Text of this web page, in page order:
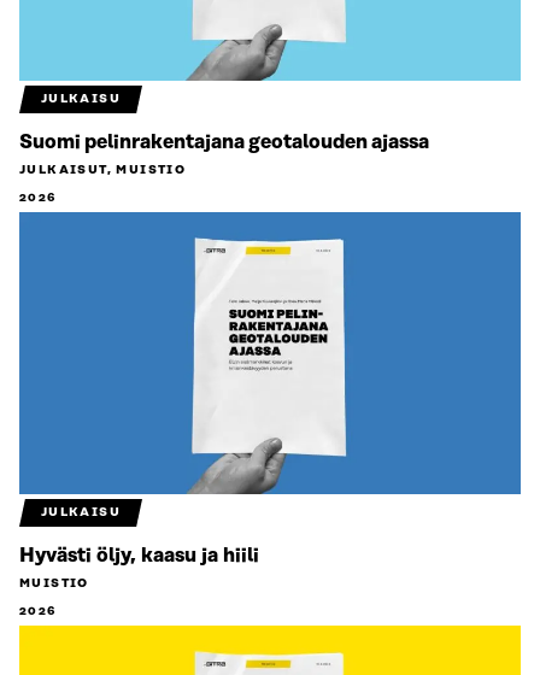
JULKAISU
Suomi pelinrakentajana geotalouden ajassa
JULKAISUT, MUISTIO
2026
JULKAISU
Hyvästi öljy, kaasu ja hiili
MUISTIO
2026